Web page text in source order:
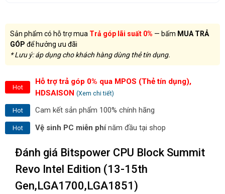
Sản phẩm có hỗ trợ mua Trả góp lãi suất 0% — bấm MUA TRẢ
GÓP để hưởng ưu đãi
* Lưu ý: áp dụng cho khách hàng dùng thẻ tín dụng.
Hot
Hỗ trợ trả góp 0% qua MPOS (Thẻ tín dụng),
HDSAISON (Xem chi tiết)
Hot Cam kết sản phẩm 100% chính hãng
Hot Vệ sinh PC miễn phínăm đầu tại shop
Đánh giá Bitspower CPU Block Summit
Revo Intel Edition (13-15th
Gen,LGA1700,LGA1851)